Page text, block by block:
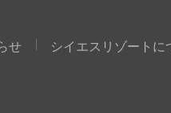
せ シイエスリゾートに